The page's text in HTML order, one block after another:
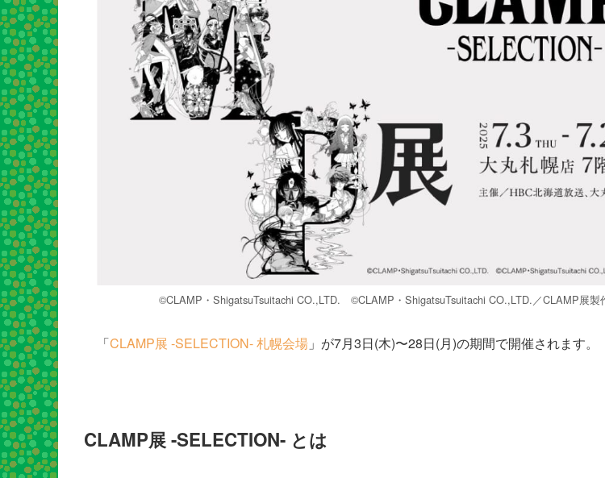
©CLAMP・ShigatsuTsuitachi CO.,LTD. ©CLAMP・ShigatsuTsuitachi CO.,LTD.／CLAMP展製
「CLAMP展 -SELECTION- 札幌会場 」が7月3日(木)〜28日(月)の期間で開催されます。
CLAMP展 -SELECTION- とは